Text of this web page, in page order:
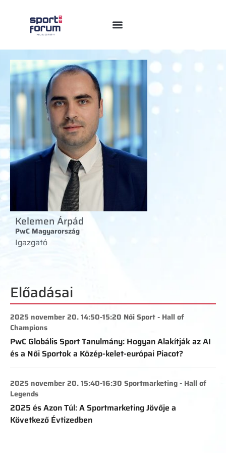
Kelemen Árpád
PwC Magyarország
Igazgató
Előadásai
2025 november 20. 14:50-15:20 Női Sport - Hall of
Champions
PwC Globális Sport Tanulmány: Hogyan Alakítják az AI
és a Női Sportok a Közép-kelet-európai Piacot?
2025 november 20. 15:40-16:30 Sportmarketing - Hall of
Legends
2025 és Azon Túl: A Sportmarketing Jövője a
Következő Évtizedben